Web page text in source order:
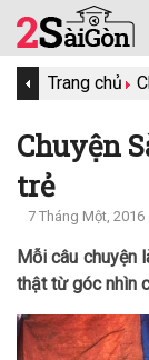
Trang chủ
Chuyện
trẻ
7 Tháng Một, 2016
Mỗi câu chuyện
thật từ góc nhìn